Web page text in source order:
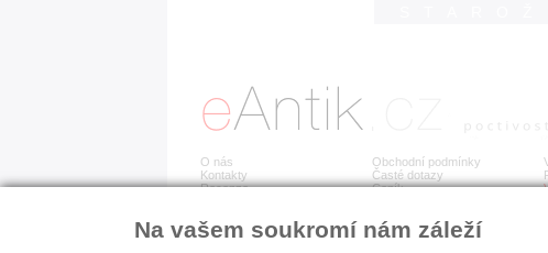
O nás
Kontakty
Recenze
Obchodní podmínky
Časté dotazy
Ceník
Detail položky č. 183 460 Stříbrný
Na vašem soukromí nám záleží